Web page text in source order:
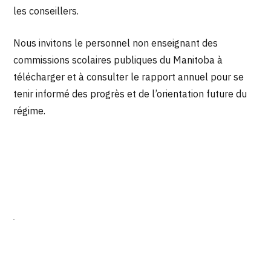
les conseillers.
Nous invitons le personnel non enseignant des
commissions scolaires publiques du Manitoba à
télécharger et à consulter le rapport annuel pour se
tenir informé des progrès et de l’orientation future du
régime.